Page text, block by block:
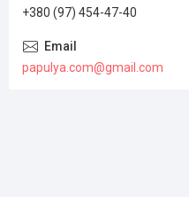
+380 (97) 454-47-40
papulya.com@gmail.com